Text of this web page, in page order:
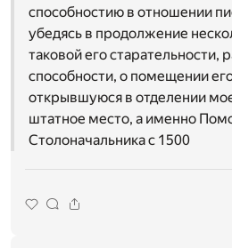
способностию в отношении
убедясь в продолжение
таковой его старательности,
способности, о помещении
открывшуюся в отделении
штатное место, а именно
Столоначальника с 1500